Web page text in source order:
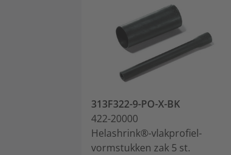
313F322-9-PO-X-BK
422-20000
Helashrink®-vlakprofiel-
vormstukken zak 5 st.